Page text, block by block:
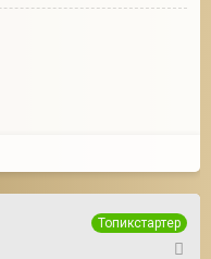
Топикстартер